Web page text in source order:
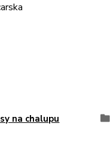
na chalupu